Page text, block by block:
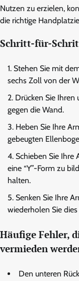
Nutzen zu erzielen,
die richtige
Schritt-für-
Stehen Sie mit
sechs Zoll von der
Drücken Sie Ihren
gegen die Wand.
Heben Sie Ihre
gebeugten
Schieben Sie Ihre
eine “Y”-Form zu
halten.
Senken Sie Ihre
wiederholen Sie
Häufige Fehler,
vermieden
Den unteren